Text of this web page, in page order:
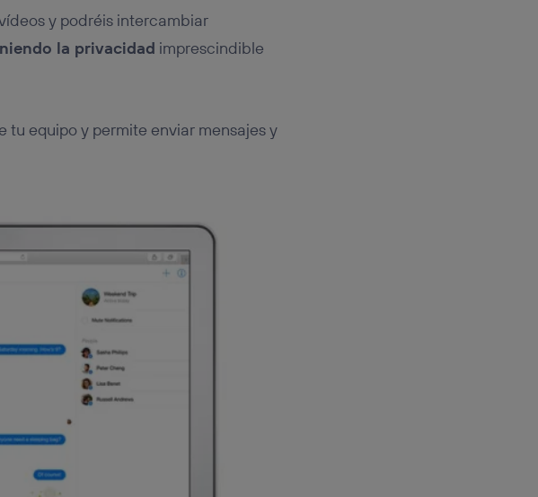
y podréis intercambiar
la privacidad imprescindible
equipo y permite enviar mensajes y